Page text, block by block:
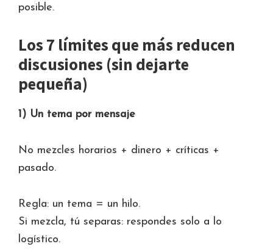
posible.
Los 7 límites que más reducen
discusiones (sin dejarte
pequeña)
1) Un tema por mensaje
No mezcles horarios + dinero + críticas +
pasado.
Regla: un tema = un hilo.
Si mezcla, tú separas: respondes solo a lo
logístico.